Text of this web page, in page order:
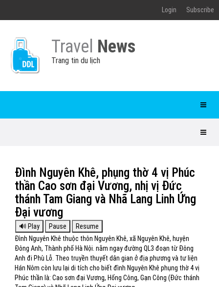
Login Subscribe
Travel News
Trang tin du lịch
Đình Nguyên Khê, phụng thờ 4 vị Phúc
thần Cao sơn đại Vương, nhị vị Đức
thánh Tam Giang và Nhã Lang Linh Ứng
Đại vương
Đình Nguyên Khê thuộc thôn Nguyên Khê, xã Nguyên Khê, huyện
Đông Anh, Thành phố Hà Nội. nằm ngay đường QL3 đoạn từ Đông
Anh đi Phù Lỗ. Theo truyền thuyết dân gian ở địa phương và tư liện
Hán Nôm còn lưu lại di tích cho biết đình Nguyên Khê phụng thờ 4 vị
Phúc thần là: Cao sơn đại Vương, Hống Công, Gạn Công (Đức thánh